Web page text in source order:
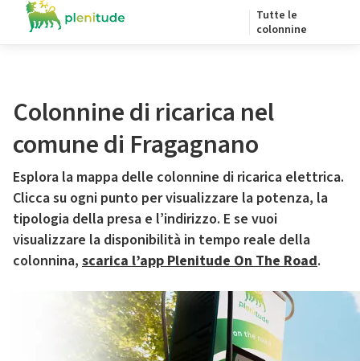
Tutte le
colonnine
Colonnine di ricarica nel
comune di Fragagnano
Esplora la mappa delle colonnine di ricarica elettrica.
Clicca su ogni punto per visualizzare la potenza, la
tipologia della presa e l’indirizzo. E se vuoi
visualizzare la disponibilità in tempo reale della
colonnina, scarica l’app Plenitude On The Road.